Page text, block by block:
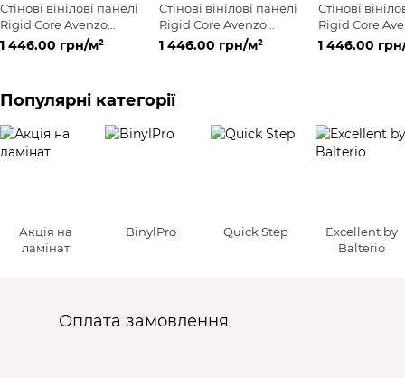
Стінові вінілові панелі
Rigid Core Avenzo
Базальт FC 23069-9
1 446.00 грн/м²
Стінові вінілові панелі
Rigid Core Avenzo
Доломіт FC 23054-3
1 446.00 грн/м²
Стінові
Rigid Core
Білий
1 446.00
Популярні категорії
Акція на
ламінат
BinylPro Quick Step
Excellent by
Balterio
Оплата замовлення